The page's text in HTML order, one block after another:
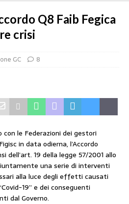
Q8 Faib Fegica
crisi
GC 8
le Federazioni dei gestori
in data odierna, l’Accordo
dell’art. 19 della legge 57/2001 allo
una serie di interventi
alla luce degli effetti causati
19” e dei conseguenti
dal Governo.